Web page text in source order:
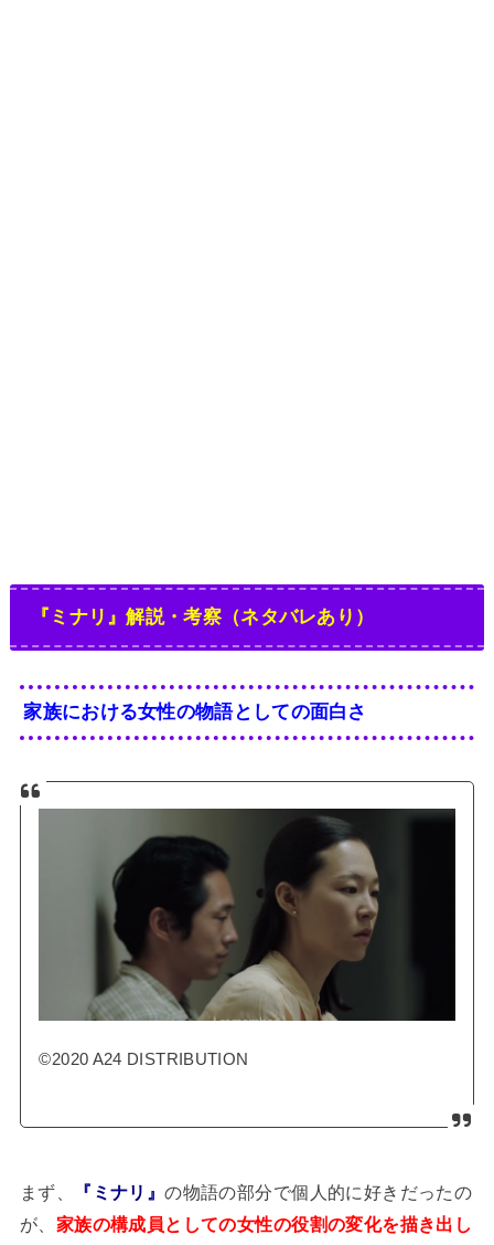
『ミナリ』解説・考察（ネタバレあり）
家族における女性の物語としての面白さ
©2020 A24 DISTRIBUTION
まず、 『ミナリ』の物語の部分で個人的に好きだったの
が、 家族の構成員としての女性の役割の変化を描き出し